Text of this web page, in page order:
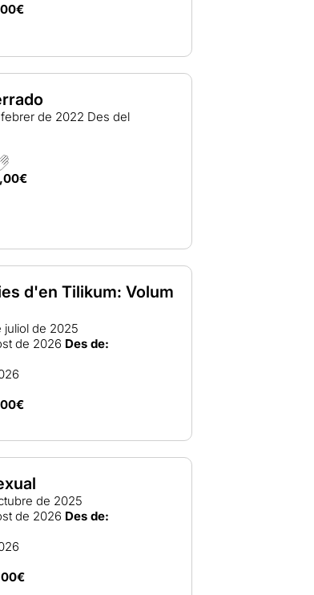
de 2022 Des del
d'en Tilikum: Volum
juliol de 2025
de 2026 Des de:
de 2025
de 2026 Des de: